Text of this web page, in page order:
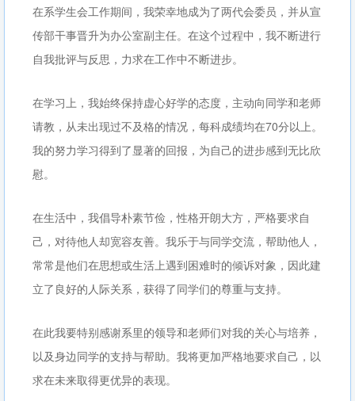
在系学生会工作期间，我荣幸地成为了两代会委员，并从宣
传部干事晋升为办公室副主任。在这个过程中，我不断进行
自我批评与反思，力求在工作中不断进步。
在学习上，我始终保持虚心好学的态度，主动向同学和老师
请教，从未出现过不及格的情况，每科成绩均在70分以上。
我的努力学习得到了显著的回报，为自己的进步感到无比欣
慰。
在生活中，我倡导朴素节俭，性格开朗大方，严格要求自
己，对待他人却宽容友善。我乐于与同学交流，帮助他人，
常常是他们在思想或生活上遇到困难时的倾诉对象，因此建
立了良好的人际关系，获得了同学们的尊重与支持。
在此我要特别感谢系里的领导和老师们对我的关心与培养，
以及身边同学的支持与帮助。我将更加严格地要求自己，以
求在未来取得更优异的表现。